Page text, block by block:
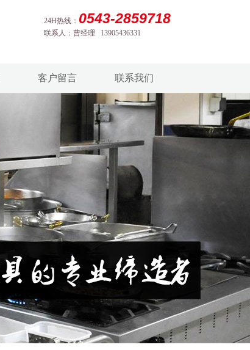
24H热线： 0543-2859718
联系人：曹经理 13905436331
客户留言 联系我们